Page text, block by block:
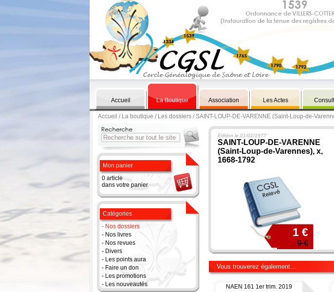
Accueil La Boutique Association Les Actes
Accueil / La boutique / Les dossiers / SAINT-LOUP-DE-VARENNE (Saint-Loup-de-
Mon panier
0 article
dans votre panier
Catégories
- Nos dossiers
- Nos livres
- Nos revues
- Divers
- Les points aura
- Faire un don
- Les promotions
- Les nouveautés
Edition le 01/01/1977
SAINT-LOUP-DE-VARENNE
(Saint-Loup-de-Varennes), x,
1668-1792
1 €
9 €
Vous trouverez également...
NAEN 161 1er trim. 2019